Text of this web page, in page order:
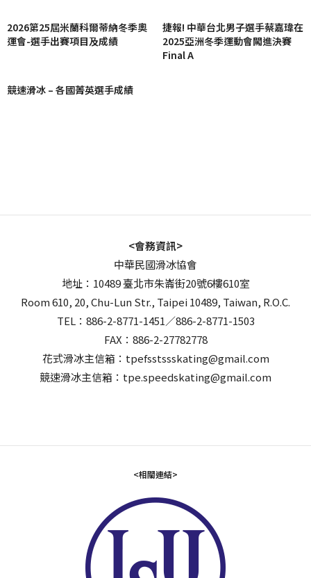
2026第25屆米蘭科爾蒂納冬季奧
運會-選手出賽項目及成績
捷報! 中華台北男子選手蔡嘉瑋在
2025亞洲冬季運動會闖進決賽
Final A
競速滑冰 – 各國菁英選手成績
<會務資訊>
中華民國滑冰協會
地址：10489 臺北市朱崙街20號6樓610室
Room 610, 20, Chu-Lun Str., Taipei 10489, Taiwan, R.O.C.
TEL：886-2-8771-1451／886-2-8771-1503
FAX：886-2-27782778
花式滑冰主信箱：tpefsstssskating@gmail.com
競速滑冰主信箱：tpe.speedskating@gmail.com
<相關連結>